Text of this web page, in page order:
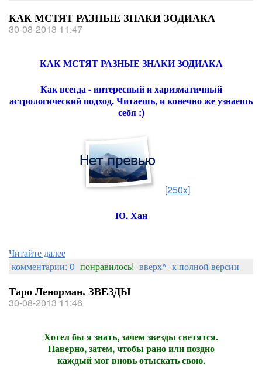
КАК МСТЯТ РАЗНЫЕ ЗНАКИ ЗОДИАКА
30-08-2013 11:47
КАК МСТЯТ РАЗНЫЕ ЗНАКИ ЗОДИАКА
Как всегда - интересный и харизматичный
астрологический подход. Читаешь, и конечно же узнаешь
себя :)
[250x]
Ю. Хан
Читайте далее
комментарии: 0 понравилось! вверх^ к полной версии
Таро Ленорман. ЗВЕЗДЫ
30-08-2013 11:46
Хотел бы я знать, зачем звезды светятся.
Наверно, затем, чтобы рано или поздно
каждый мог вновь отыскать свою.